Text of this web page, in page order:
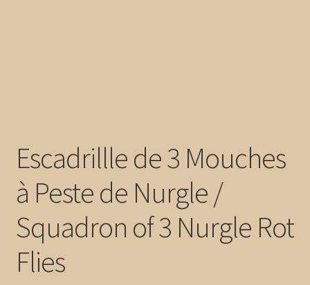
Escadrillle de 3 Mouches
à Peste de Nurgle /
Squadron of 3 Nurgle Rot
Flies